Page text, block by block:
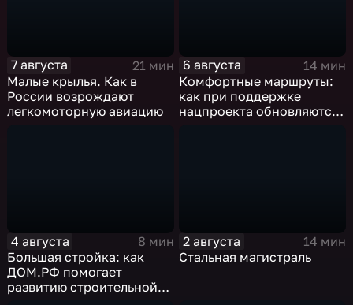
7 августа
21 мин
Малые крылья. Как в
России возрождают
легкомоторную авиацию
6 августа
14 мин
Комфортные маршруты:
как при поддержке
нацпроекта обновляются
4 августа
8 мин
Большая стройка: как
ДОМ.РФ помогает
развитию строительной
2 августа
14 мин
Стальная магистраль